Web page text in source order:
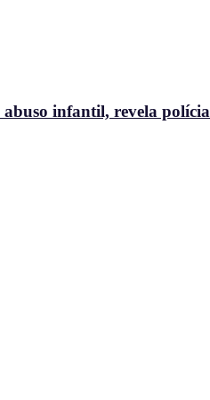
abuso infantil, revela polícia